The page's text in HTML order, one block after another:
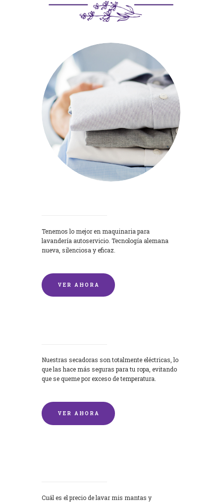
Tenemos lo mejor en maquinaria para
lavandería autoservicio. Tecnología alemana
nueva, silenciosa y eficaz.
VER AHORA
Nuestras secadoras son totalmente eléctricas, lo
que las hace más seguras para tu ropa, evitando
que se queme por exceso de temperatura.
VER AHORA
Cuál es el precio de lavar mis mantas y